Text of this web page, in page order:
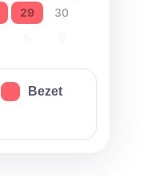
29
30
Bezet